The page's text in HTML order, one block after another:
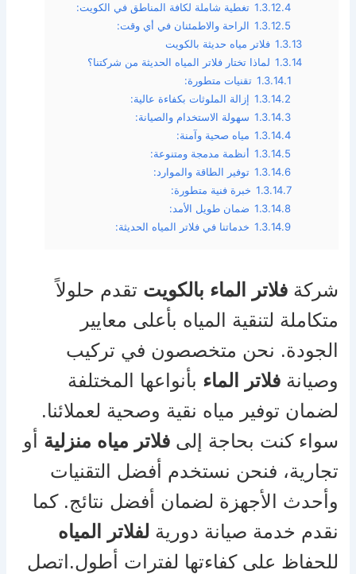
1.3.12.4 تغطية شاملة لكافة المناطق في الكويت:
1.3.12.5 الراحة والاطمئنان في أي وقت:
1.3.13 فلاتر مياه حديثة بالكويت
1.3.14 لماذا تختار فلاتر المياه الحديثة من شركتنا؟
1.3.14.1 تقنيات متطورة:
1.3.14.2 إزالة الملوثات بكفاءة عالية:
1.3.14.3 سهولة الاستخدام والصيانة:
1.3.14.4 مياه صحية وآمنة:
1.3.14.5 أنظمة مدمجة ومتنوعة:
1.3.14.6 توفير الطاقة والموارد:
1.3.14.7 خبرة فنية متطورة:
1.3.14.8 ضمان طويل الأمد:
1.3.14.9 خدماتنا في فلاتر المياه الحديثة:
شركةفلاتر الماء بالكويت تقدم حلولاً
متكاملة لتنقية المياه بأعلى معايير
الجودة. نحن متخصصون في تركيب
وصيانةفلاتر الماء بأنواعها المختلفة
لضمان توفير مياه نقية وصحية لعملائنا.
سواء كنت بحاجة إلىفلاتر مياه منزلية أو
تجارية، فنحن نستخدم أفضل التقنيات
وأحدث الأجهزة لضمان أفضل نتائج. كما
نقدم خدمة صيانة دورية لفلاتر المياه
للحفاظ على كفاءتها لفترات أطول.اتصل